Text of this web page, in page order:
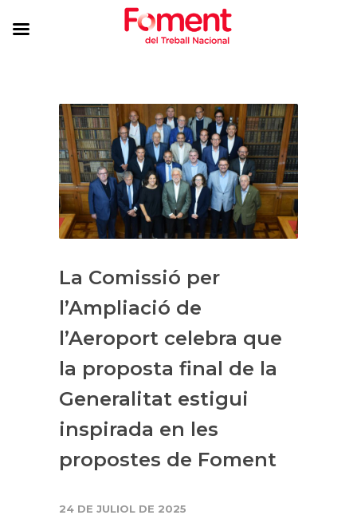
La Comissió per
l’Ampliació de
l’Aeroport celebra que
la proposta final de la
Generalitat estigui
inspirada en les
propostes de Foment
24 DE JULIOL DE 2025